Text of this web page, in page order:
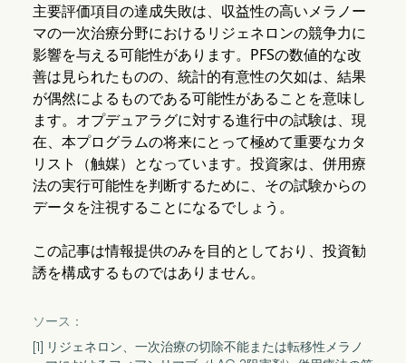
主要評価項目の達成失敗は、収益性の高いメラノー
マの一次治療分野におけるリジェネロンの競争力に
影響を与える可能性があります。PFSの数値的な改
善は見られたものの、統計的有意性の欠如は、結果
が偶然によるものである可能性があることを意味し
ます。オプデュアラグに対する進行中の試験は、現
在、本プログラムの将来にとって極めて重要なカタ
リスト（触媒）となっています。投資家は、併用療
法の実行可能性を判断するために、その試験からの
データを注視することになるでしょう。
この記事は情報提供のみを目的としており、投資勧
誘を構成するものではありません。
ソース：
[1] リジェネロン、一次治療の切除不能または転移性メラノ